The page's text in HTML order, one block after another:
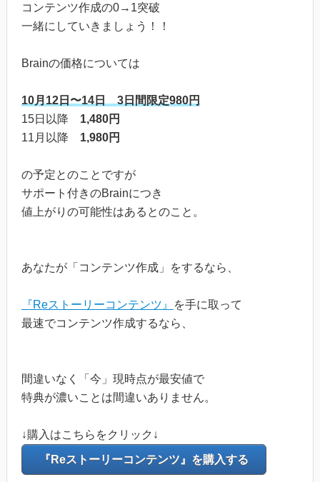
コンテンツ作成の0→1突破
一緒にしていきましょう！！
Brainの価格については
10月12日〜14日 3日間限定980円
15日以降 1,480円
11月以降 1,980円
の予定とのことですが
サポート付きのBrainにつき
値上がりの可能性はあるとのこと。
あなたが「コンテンツ作成」をするなら、
『Reストーリーコンテンツ』
を手に取って
最速でコンテンツ作成するなら、
間違いなく「今」現時点が最安値で
特典が濃いことは間違いありません。
↓購入はこちらをクリック↓
『Reストーリーコンテンツ』を購入する